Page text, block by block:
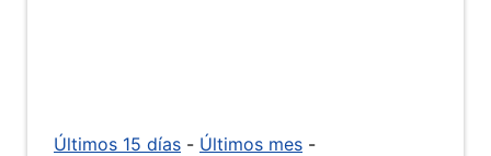
Últimos 15 días - Últimos mes -